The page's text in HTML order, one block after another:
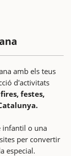
amb els teus
d'activitats
fires, festes,
infantil o una
per convertir
especial.